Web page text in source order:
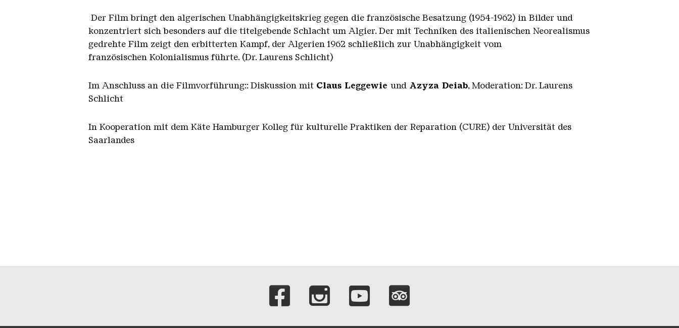
Der Film bringt den algerischen Unabhängigkeitskrieg gegen die französische Besatzung (1954-1962) in Bilder und
konzentriert sich besonders auf die titelgebende Schlacht um Algier. Der mit Techniken des italienischen Neorealismus
gedrehte Film zeigt den erbitterten Kampf, der Algerien 1962 schließlich zur Unabhängigkeit vom
französischen Kolonialismus führte. (Dr. Laurens Schlicht)
Im Anschluss an die Filmvorführung:: Diskussion mit Claus Leggewie und Azyza Deiab, Moderation: Dr. Laurens
Schlicht
In Kooperation mit dem Käte Hamburger Kolleg für kulturelle Praktiken der Reparation (CURE) der Universität des
Saarlandes
Verlinkungen zu unseren